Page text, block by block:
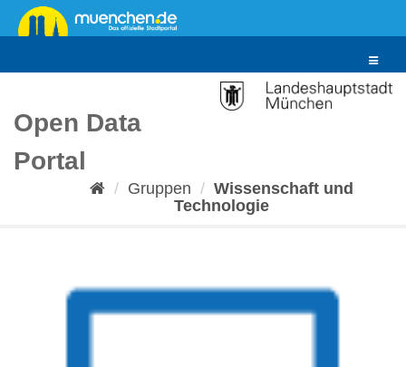
Überspringen
zum
Toggle
Open Data
Portal
Gruppen
Wissenschaft und
Technologie